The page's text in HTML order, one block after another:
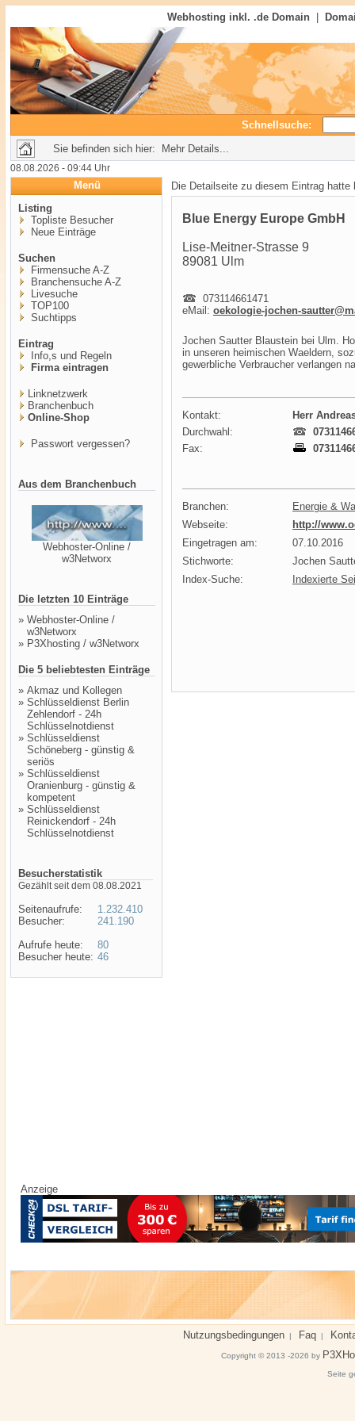
Webhosting inkl. .de Domain
Schnellsuche:
Sie befinden sich hier: Mehr Details...
08.08.2026 - 09:44 Uhr
Menü
Listing
Topliste Besucher
Neue Einträge
Suchen
Firmensuche A-Z
Branchensuche A-Z
Livesuche
TOP100
Suchtipps
Eintrag
Info,s und Regeln
Firma eintragen
Linknetzwerk
Branchenbuch
Online-Shop
Passwort vergessen?
Aus dem Branchenbuch
Webhoster-Online /
w3Networx
Die letzten 10 Einträge
» Webhoster-Online /
w3Networx
» P3Xhosting / w3Networx
Die 5 beliebtesten Einträge
» Akmaz und Kollegen
» Schlüsseldienst Berlin
Zehlendorf - 24h
Schlüsselnotdienst
» Schlüsseldienst
Schöneberg - günstig &
seriös
» Schlüsseldienst
Oranienburg - günstig &
kompetent
» Schlüsseldienst
Reinickendorf - 24h
Schlüsselnotdienst
Besucherstatistik
Gezählt seit dem 08.08.2021
Seitenaufrufe:
Besucher:
Aufrufe heute:
Besucher heute:
1.232.410
241.190
80
46
Die Detailseite zu diesem Eintrag
Blue Energy Europe GmbH
Lise-Meitner-Strasse 9
89081 Ulm
073114661471
eMail: oekologie-jochen-
Jochen Sautter Blaustein bei Ulm.
in unseren heimischen Waeldern,
gewerbliche Verbraucher verlangen
Kontakt:
Herr
Durchwahl:
Fax:
Branchen:
Energie &
Webseite:
http://
Eingetragen am:
07.10.2016
Stichworte:
Jochen
Index-Suche:
Indexierte
Anzeige
Nutzungsbedingungen | Faq |
Copyright © 2013 -2026 by
Seite